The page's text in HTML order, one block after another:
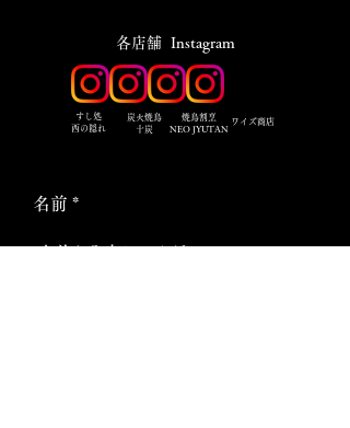
​各店舗 Instagram
​すし処
西の隠れ
炭火焼鳥
十炭
焼鳥割烹
NEO JYUTAN
ワイズ商店
名前